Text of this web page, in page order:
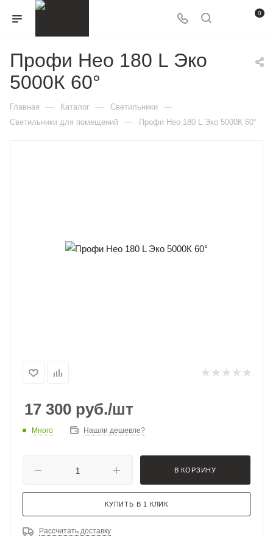
0
Профи Нео 180 L Эко
5000К 60°
Главная — Каталог — Светильники —
Светильники для помещений — Профи Нео 180 L Эко 5000К 60°
17 300 руб./шт
Много Нашли дешевле?
В КОРЗИНУ
КУПИТЬ В 1 КЛИК
Рассчитать доставку